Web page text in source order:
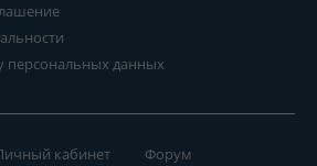
персональных данных
кабинет Форум